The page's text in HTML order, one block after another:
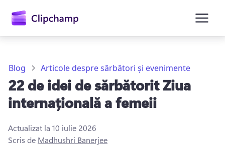
principal
Blog Articole despre sărbători și evenimente
22 de idei de sărbătorit Ziua
internațională a femeii
Actualizat la 10 iulie 2026
Scris de Madhushri Banerjee